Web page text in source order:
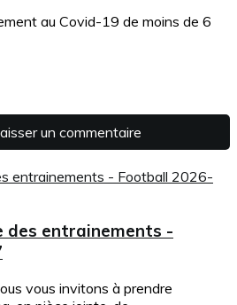
au Covid-19 de moins de 6
un commentaire
des entrainements -
vous invitons à prendre